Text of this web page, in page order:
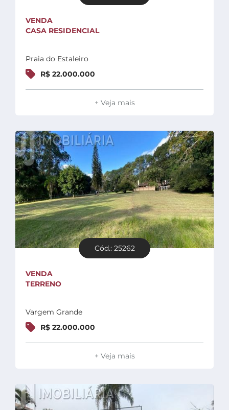
VENDA
CASA RESIDENCIAL
Praia do Estaleiro
R$ 22.000.000
+ Veja mais
Cód.: 25262
VENDA
TERRENO
Vargem Grande
R$ 22.000.000
+ Veja mais